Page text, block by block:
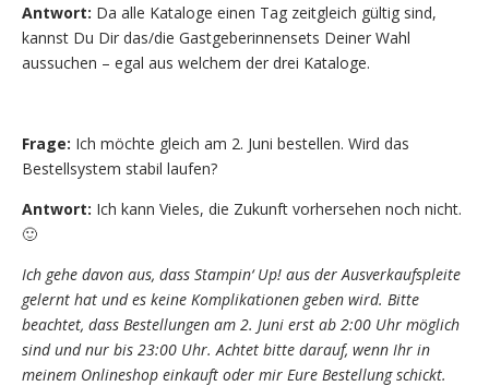
Antwort: Da alle Kataloge einen Tag zeitgleich gültig sind,
kannst Du Dir das/die Gastgeberinnensets Deiner Wahl
aussuchen – egal aus welchem der drei Kataloge.
Frage: Ich möchte gleich am 2. Juni bestellen. Wird das
Bestellsystem stabil laufen?
Antwort: Ich kann Vieles, die Zukunft vorhersehen noch nicht.
🙂
Ich gehe davon aus, dass Stampin‘ Up! aus der Ausverkaufspleite
gelernt hat und es keine Komplikationen geben wird. Bitte
beachtet, dass Bestellungen am 2. Juni erst ab 2:00 Uhr möglich
sind und nur bis 23:00 Uhr. Achtet bitte darauf, wenn Ihr in
meinem Onlineshop einkauft oder mir Eure Bestellung schickt.